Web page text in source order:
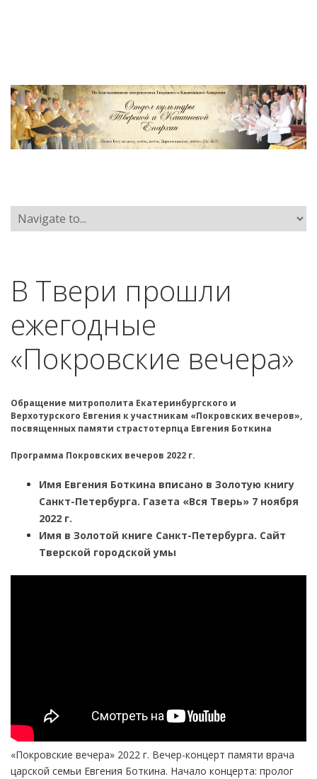
В Твери прошли
ежегодные
«Покровские вечера»
Обращение митрополита Екатеринбургского и
Верхотурского Евгения к участникам «Покровских вечеров»,
посвященных памяти страстотерпца Евгения Боткина
Программа Покровских вечеров 2022 г.
Имя Евгения Боткина вписано в Золотую книгу
Санкт-Петербурга. Газета «Вся Тверь» 7 ноября
2022 г.
Имя в Золотой книге Санкт-Петербурга. Сайт
Тверской городской умы
«Покровские вечера» 2022 г. Вечер-концерт памяти врача
царской семьи Евгения Боткина. Начало концерта: пролог